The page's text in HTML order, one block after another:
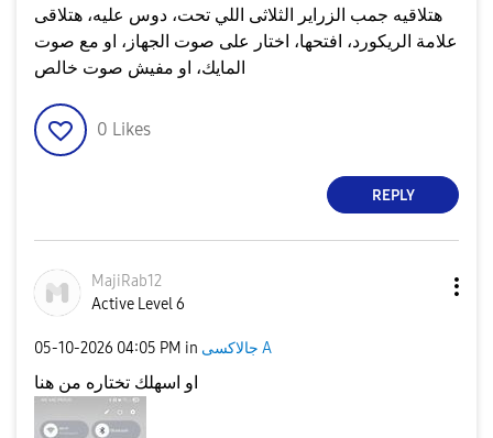
هتلاقيه جمب الزراير الثلاثى اللي تحت، دوس عليه، هتلاقى
علامة الريكورد، افتحها، اختار على صوت الجهاز، او مع صوت
المايك، او مفيش صوت خالص
0 Likes
REPLY
MajiRab12
Active Level 6
‎05-10-2026 04:05 PM in جالاكسى A
او اسهلك تختاره من هنا